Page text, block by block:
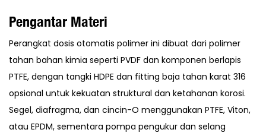
Pengantar Materi
Perangkat dosis otomatis polimer ini dibuat dari polimer
tahan bahan kimia seperti PVDF dan komponen berlapis
PTFE, dengan tangki HDPE dan fitting baja tahan karat 316
opsional untuk kekuatan struktural dan ketahanan korosi.
Segel, diafragma, dan cincin-O menggunakan PTFE, Viton,
atau EPDM, sementara pompa pengukur dan selang